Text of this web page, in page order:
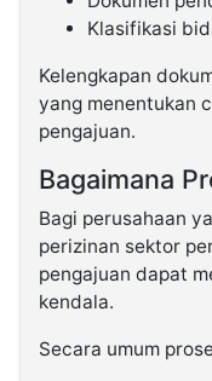
Klasifikasi
Kelengkapan
yang menentukan
pengajuan.
Bagaimana
Bagi perusahaan
perizinan sektor
pengajuan dapat
kendala.
Secara umum